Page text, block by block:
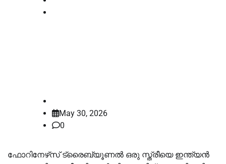
May 30, 2026
0
ഫോറിനേഴ്‌സ് ട്രൈബ്യൂണൽ ഒരു സ്ത്രീയെ ഇന്ത്യൻ